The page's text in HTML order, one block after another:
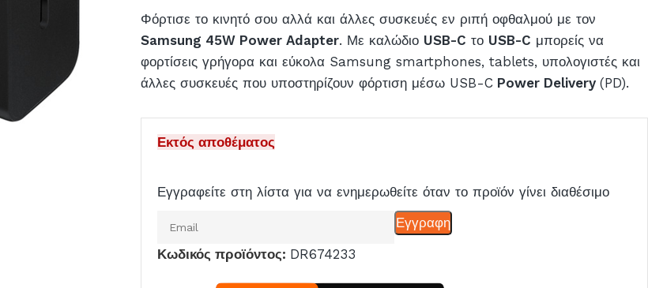
Φόρτισε το κινητό σου αλλά και άλλες συσκευές εν ριπή οφθαλμού με τον
Samsung 45W Power Adapter. Με καλώδιο USB-C το USB-C μπορείς να
φορτίσεις γρήγορα και εύκολα Samsung smartphones, tablets, υπολογιστές και
άλλες συσκευές που υποστηρίζουν φόρτιση μέσω USB-C Power Delivery (PD).
Εκτός αποθέματος
Εγγραφείτε στη λίστα για να ενημερωθείτε όταν το προϊόν γίνει διαθέσιμο
email
Εγγραφη
Κωδικός προϊόντος: DR674233